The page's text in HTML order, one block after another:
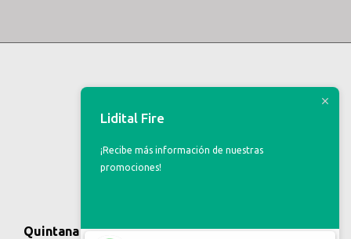
Quintana Roo
Lidital Fire
¡Recibe más información de nuestras
promociones!